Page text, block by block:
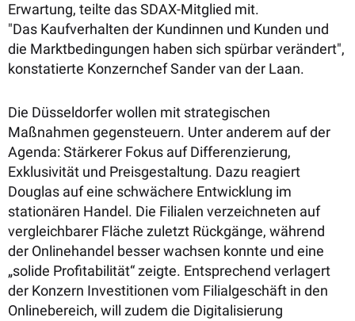
Erwartung, teilte das SDAX-Mitglied mit.
"Das Kaufverhalten der Kundinnen und Kunden und
die Marktbedingungen haben sich spürbar verändert",
konstatierte Konzernchef Sander van der Laan.
Die Düsseldorfer wollen mit strategischen
Maßnahmen gegensteuern. Unter anderem auf der
Agenda: Stärkerer Fokus auf Differenzierung,
Exklusivität und Preisgestaltung. Dazu reagiert
Douglas auf eine schwächere Entwicklung im
stationären Handel. Die Filialen verzeichneten auf
vergleichbarer Fläche zuletzt Rückgänge, während
der Onlinehandel besser wachsen konnte und eine
„solide Profitabilität“ zeigte. Entsprechend verlagert
der Konzern Investitionen vom Filialgeschäft in den
Onlinebereich, will zudem die Digitalisierung